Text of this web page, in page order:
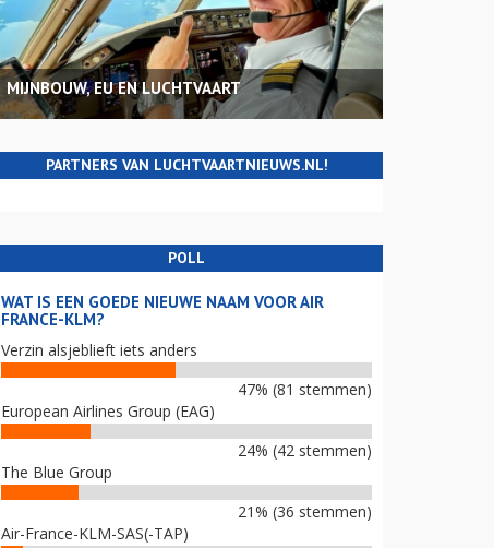
MIJNBOUW, EU EN LUCHTVAART
PARTNERS VAN LUCHTVAARTNIEUWS.NL!
POLL
WAT IS EEN GOEDE NIEUWE NAAM VOOR AIR
FRANCE-KLM?
Verzin alsjeblieft iets anders
47% (81 stemmen)
European Airlines Group (EAG)
24% (42 stemmen)
The Blue Group
21% (36 stemmen)
Air-France-KLM-SAS(-TAP)